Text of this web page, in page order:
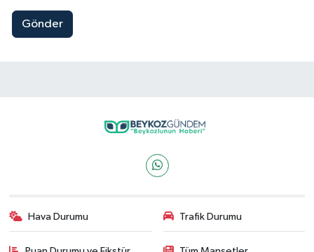
Gönder
Hava Durumu Trafik Durumu